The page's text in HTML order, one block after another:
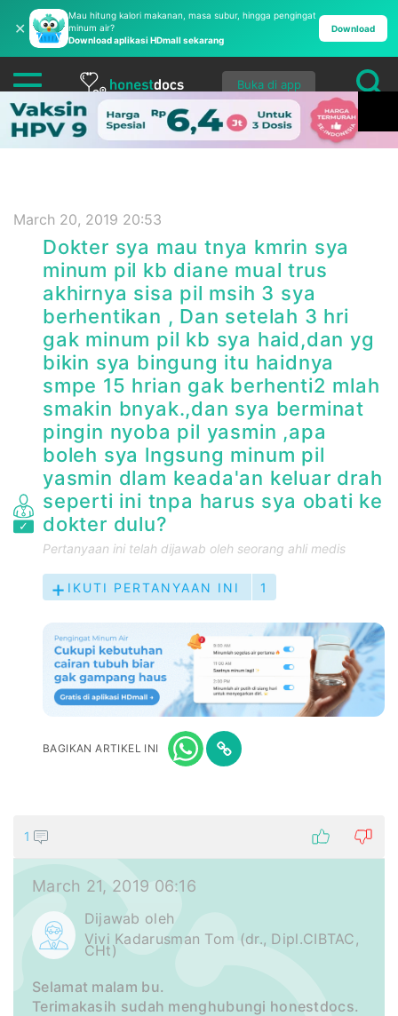
✕
Mau hitung kalori makanan, masa subur, hingga pengingat
minum air?
Download aplikasi HDmall sekarang
Download
Buka di app
March 20, 2019 20:53
Dokter sya mau tnya kmrin sya
minum pil kb diane mual trus
akhirnya sisa pil msih 3 sya
berhentikan , Dan setelah 3 hri
gak minum pil kb sya haid,dan yg
bikin sya bingung itu haidnya
smpe 15 hrian gak berhenti2 mlah
smakin bnyak.,dan sya berminat
pingin nyoba pil yasmin ,apa
boleh sya lngsung minum pil
yasmin dlam keada'an keluar drah
seperti ini tnpa harus sya obati ke
dokter dulu?
Pertanyaan ini telah dijawab oleh seorang ahli medis
IKUTI PERTANYAAN INI 1
BAGIKAN ARTIKEL INI
1
March 21, 2019 06:16
Dijawab oleh
Vivi Kadarusman Tom (dr., Dipl.CIBTAC,
CHt)
Selamat malam bu.
Terimakasih sudah menghubungi honestdocs.